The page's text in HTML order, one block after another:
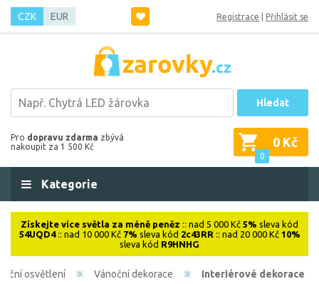
CZK EUR Registrace Přihlásit se
Hledat
Pro dopravu zdarma zbývá
nakoupit za 1 500 Kč
0
0 Kč
Kategorie
Získejte více světla za méně peněz :: nad 5 000 Kč 5% sleva kód
54UQD4:: nad 10 000 Kč 7% sleva kód 2c43RR :: nad 20 000 Kč 10%
sleva kód R9HNHG
osvětlení Vánoční dekorace Interiérové dekorace